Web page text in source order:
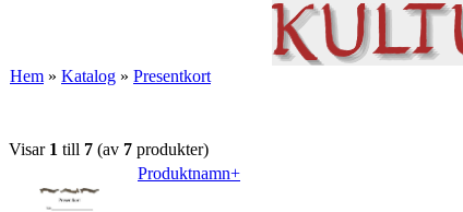
Hem » Katalog » Presentkort
Visar 1 till 7 (av 7 produkter)
Produktnamn+